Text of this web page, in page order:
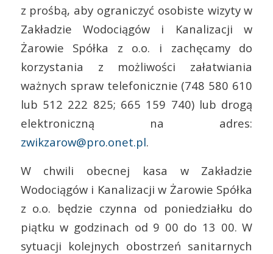
z prośbą, aby ograniczyć osobiste wizyty w
Zakładzie Wodociągów i Kanalizacji w
Żarowie Spółka z o.o. i zachęcamy do
korzystania z możliwości załatwiania
ważnych spraw telefonicznie (748 580 610
lub 512 222 825; 665 159 740) lub drogą
elektroniczną na adres:
zwikzarow@pro.onet.pl.
W chwili obecnej kasa w Zakładzie
Wodociągów i Kanalizacji w Żarowie Spółka
z o.o. będzie czynna od poniedziałku do
piątku w godzinach od 9 00 do 13 00. W
sytuacji kolejnych obostrzeń sanitarnych